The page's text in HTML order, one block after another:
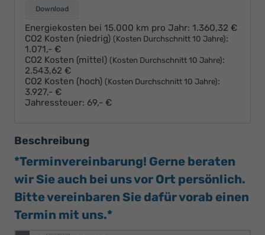
Download
Energiekosten bei 15.000 km pro Jahr: 1.360,32 €
CO2 Kosten (niedrig) (Kosten Durchschnitt 10 Jahre):
1.071,- €
CO2 Kosten (mittel) (Kosten Durchschnitt 10 Jahre):
2.543,62 €
CO2 Kosten (hoch) (Kosten Durchschnitt 10 Jahre):
3.927,- €
Jahressteuer: 69,- €
Beschreibung
*Terminvereinbarung! Gerne beraten
wir Sie auch bei uns vor Ort persönlich.
Bitte vereinbaren Sie dafür vorab einen
Termin mit uns.*